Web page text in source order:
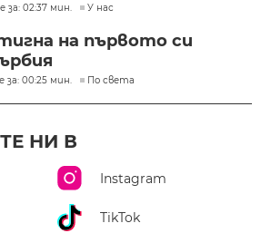
за: 02:37 мин. У нас
на първото си
за: 00:25 мин. По света
НИ В
Instagram
TikTok